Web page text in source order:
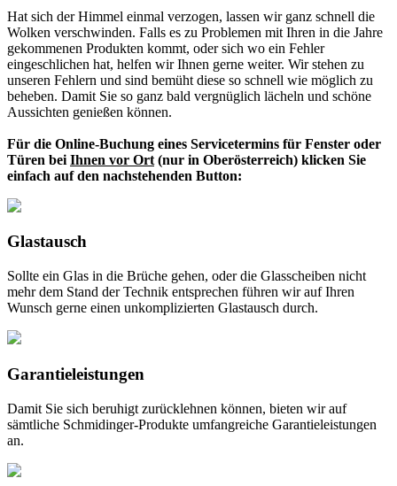
Hat sich der Himmel einmal verzogen, lassen wir ganz schnell die
Wolken verschwinden. Falls es zu Problemen mit Ihren in die Jahre
gekommenen Produkten kommt, oder sich wo ein Fehler
eingeschlichen hat, helfen wir Ihnen gerne weiter. Wir stehen zu
unseren Fehlern und sind bemüht diese so schnell wie möglich zu
beheben. Damit Sie so ganz bald vergnüglich lächeln und schöne
Aussichten genießen können.
Für die Online-Buchung eines Servicetermins für Fenster oder
Türen bei Ihnen vor Ort (nur in Oberösterreich) klicken Sie
einfach auf den nachstehenden Button:
Glastausch
Sollte ein Glas in die Brüche gehen, oder die Glasscheiben nicht
mehr dem Stand der Technik entsprechen führen wir auf Ihren
Wunsch gerne einen unkomplizierten Glastausch durch.
Garantieleistungen
Damit Sie sich beruhigt zurücklehnen können, bieten wir auf
sämtliche Schmidinger-Produkte umfangreiche Garantieleistungen
an.